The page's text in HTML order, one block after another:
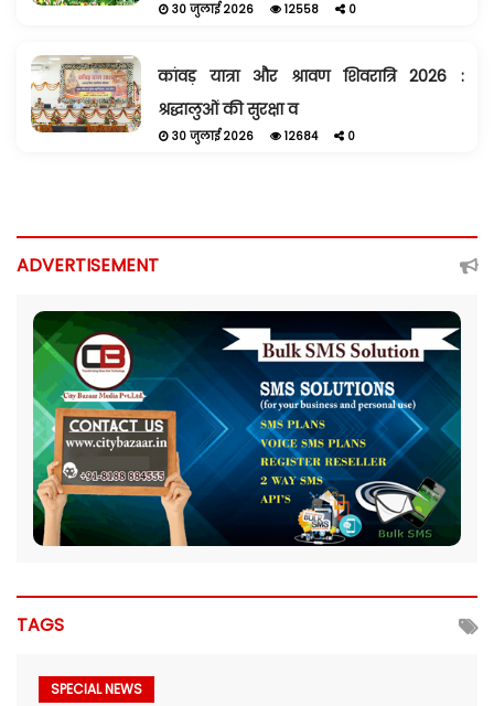
30 जुलाई 2026 12558 0
कांवड़ यात्रा और श्रावण शिवरात्रि 2026 :
श्रद्धालुओं की सुरक्षा व
30 जुलाई 2026 12684 0
ADVERTISEMENT
TAGS
SPECIAL NEWS